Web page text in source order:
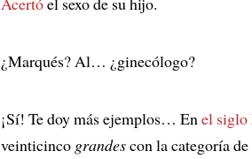
¿Marqués? Al… ¿ginecólogo?
¡Sí! Te doy más ejemplos… En el
veinticinco grandescon la categoría de